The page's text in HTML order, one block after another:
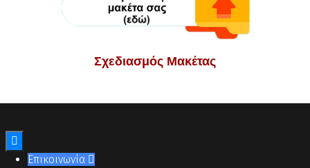
Σχεδιασμός Μακέτας

Επικοινωνία 